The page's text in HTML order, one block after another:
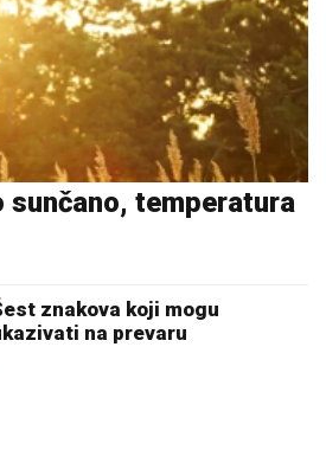
sunčano, temperatura
znakova koji mogu
na prevaru